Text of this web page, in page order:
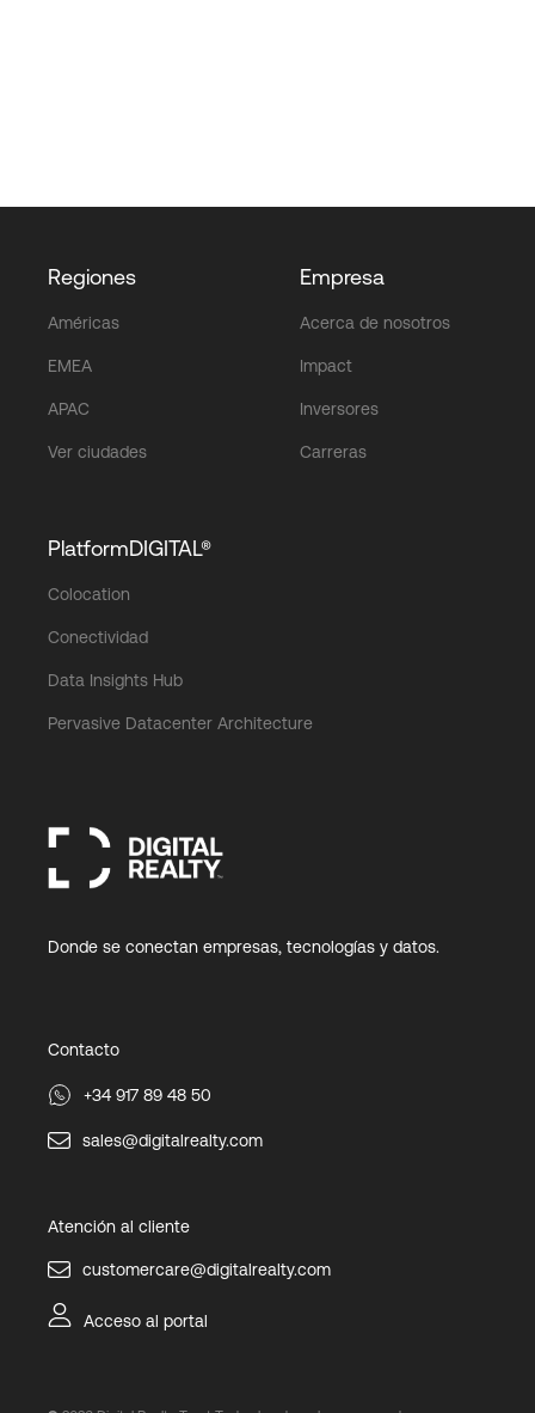
Regiones
Américas
EMEA
APAC
Ver ciudades
Empresa
Acerca de nosotros
Impact
Inversores
Carreras
PlatformDIGITAL®
Colocation
Conectividad
Data Insights Hub
Pervasive Datacenter Architecture
Donde se conectan empresas, tecnologías y datos.
Contacto
+34 917 89 48 50
sales@digitalrealty.com
Atención al cliente
customercare@digitalrealty.com
Acceso al portal